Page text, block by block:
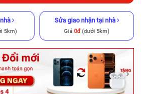
5km)
Sửa giao nhận tại nhà
Giá 0đ (dưới 5km)